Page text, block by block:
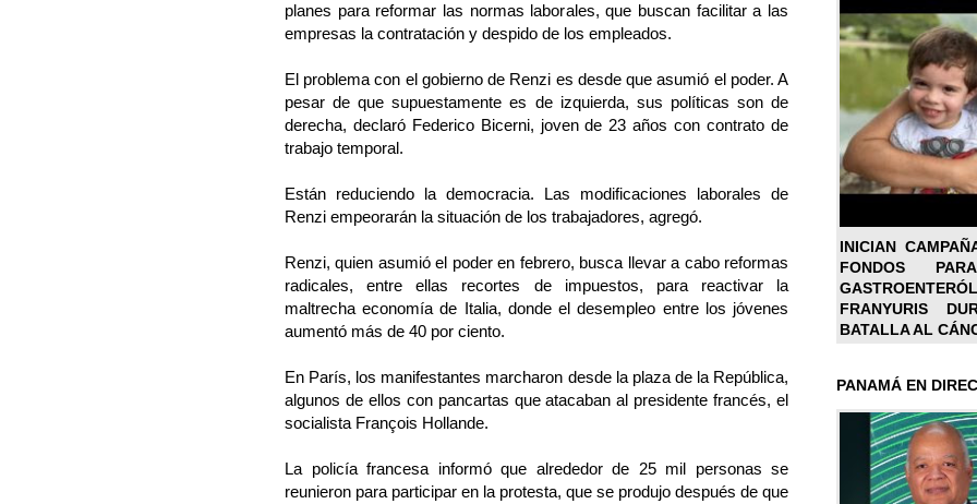
planes para reformar las normas laborales, que buscan facilitar a las
empresas la contratación y despido de los empleados.
El problema con el gobierno de Renzi es desde que asumió el poder. A
pesar de que supuestamente es de izquierda, sus políticas son de
derecha, declaró Federico Bicerni, joven de 23 años con contrato de
trabajo temporal.
Están reduciendo la democracia. Las modificaciones laborales de
Renzi empeorarán la situación de los trabajadores, agregó.
Renzi, quien asumió el poder en febrero, busca llevar a cabo reformas
radicales, entre ellas recortes de impuestos, para reactivar la
maltrecha economía de Italia, donde el desempleo entre los jóvenes
aumentó más de 40 por ciento.
En París, los manifestantes marcharon desde la plaza de la República,
algunos de ellos con pancartas que atacaban al presidente francés, el
socialista François Hollande.
La policía francesa informó que alrededor de 25 mil personas se
reunieron para participar en la protesta, que se produjo después de que
INICIAN
FONDOS
FRANYURIS
BATALLA AL
PANAMÁ EN